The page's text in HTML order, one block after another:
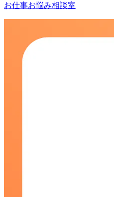
お仕事お悩み相談室